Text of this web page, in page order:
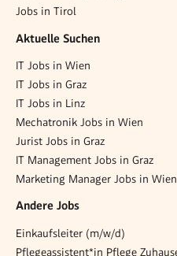
Jobs in Tirol
Aktuelle Suchen
IT Jobs in Wien
IT Jobs in Graz
IT Jobs in Linz
Mechatronik Jobs in Wien
Jurist Jobs in Graz
IT Management Jobs in Graz
Marketing Manager Jobs in Wien
Andere Jobs
Einkaufsleiter (m/w/d)